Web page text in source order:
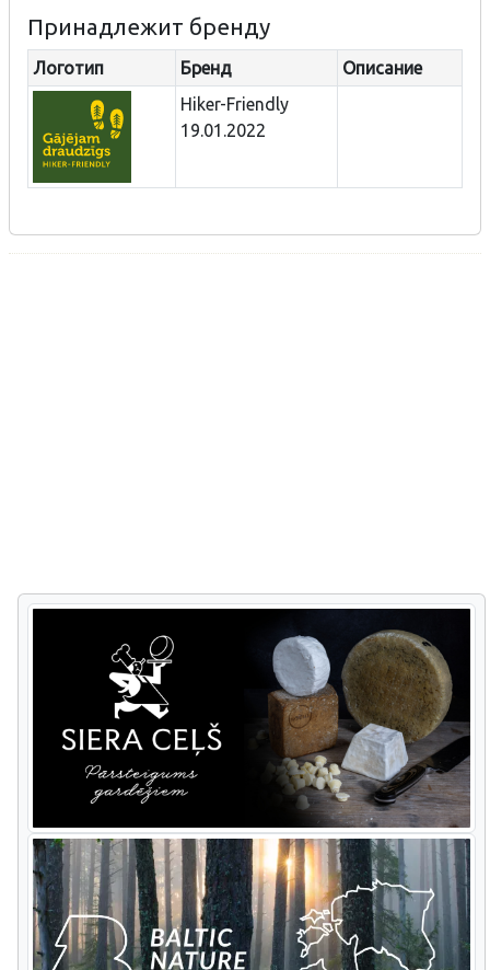
Принадлежит бренду
Логотип Бренд
Описание
Hiker-Friendly
19.01.2022